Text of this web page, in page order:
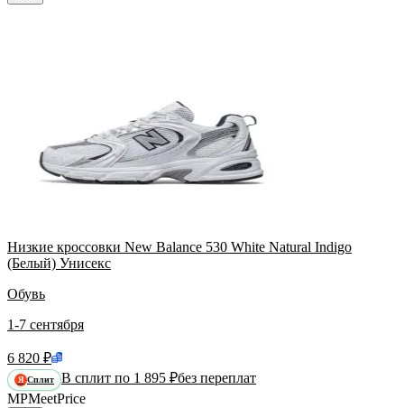
Низкие кроссовки New Balance 530 White Natural Indigo
(Белый) Унисекс
Обувь
1-7 сентября
6 820 ₽
Я Сплит В сплит по 1 895 ₽без переплат
MPMeetPrice